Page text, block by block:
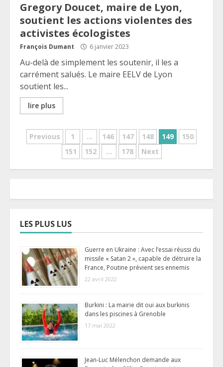
Gregory Doucet, maire de Lyon,
soutient les actions violentes des
activistes écologistes
François Dumant 6 janvier 2023
Au-delà de simplement les soutenir, il les a
carrément salués. Le maire EELV de Lyon
soutient les...
lire plus
Pagination
Previous 1 … 146 147 148 149
150
151
152 … 178 Next
LES PLUS LUS
Guerre en Ukraine : Avec l’essai réussi du
missile « Satan 2 », capable de détruire la
France, Poutine prévient ses ennemis
22 avril 2022
Burkini : La mairie dit oui aux burkinis
dans les piscines à Grenoble
17 mai 2022
Jean-Luc Mélenchon demande aux